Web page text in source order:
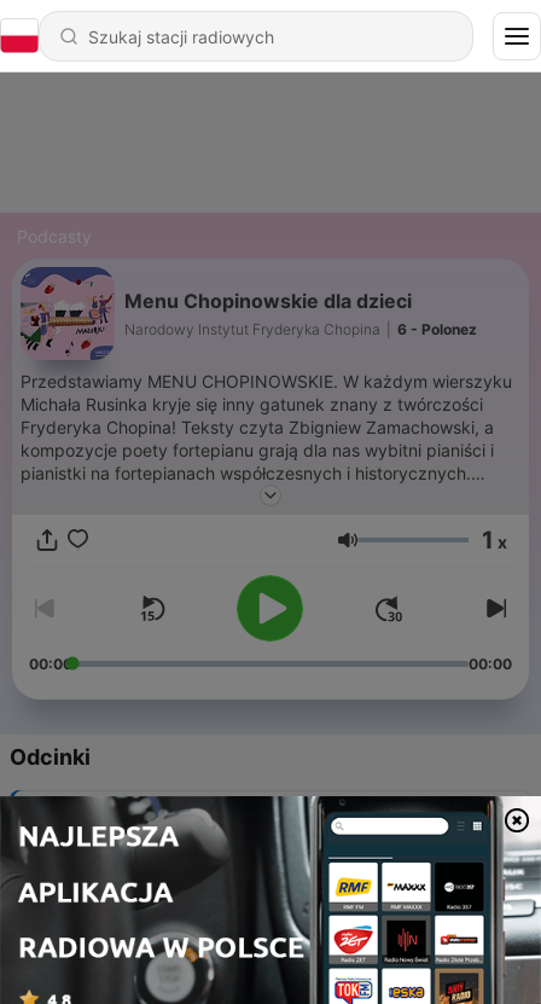
Podcasty
Menu Chopinowskie dla dzieci
Narodowy Instytut Fryderyka Chopina 6 - Polonez
Przedstawiamy MENU CHOPINOWSKIE. W każdym wierszyku
Michała Rusinka kryje się inny gatunek znany z twórczości
Fryderyka Chopina! Teksty czyta Zbigniew Zamachowski, a
kompozycje poety fortepianu grają dla nas wybitni pianiści i
pianistki na fortepianach współczesnych i historycznych.
Fryderyka Chopina Nifc.pl
Głośność 1 x
00:00 00:00
Odcinki
Polonez
23 kwi 2026
5 - Wielki polonez
23 kwi 2026